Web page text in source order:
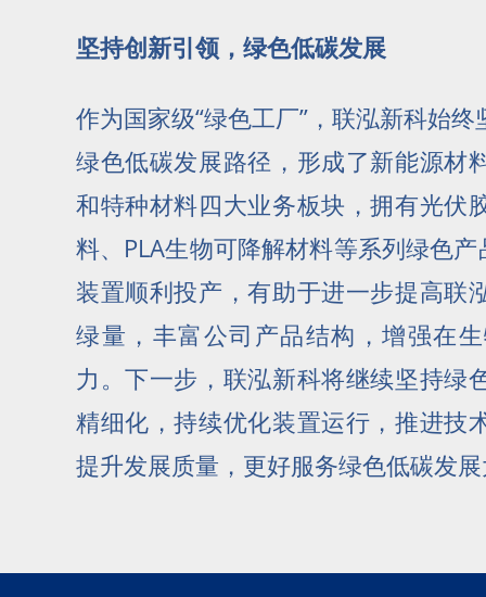
坚持创新引领，绿色低碳发展
作为国家级“绿色工厂”，联泓新科始
绿色低碳发展路径，形成了新能源材
和特种材料四大业务板块，拥有光伏
料、PLA生物可降解材料等系列绿色
装置顺利投产，有助于进一步提高联
绿量，丰富公司产品结构，增强在
力。下一步，联泓新科将继续坚持绿
精细化，持续优化装置运行，推进技
提升发展质量，更好服务绿色低碳发